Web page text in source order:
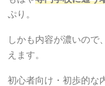
ぷり。
しかも内容が濃いので
えます。
初心者向け・初歩的な